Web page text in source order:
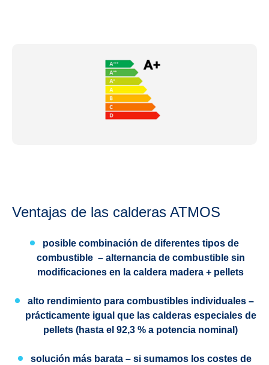
Ventajas de las calderas ATMOS
posible combinación de diferentes tipos de
combustible– alternancia de combustible sin
modificaciones en la caldera madera + pellets
alto rendimiento para combustibles individuales –
prácticamente igual que las calderas especiales de
pellets (hasta el 92,3 % a potencia nominal)
solución más barata– si sumamos los costes de